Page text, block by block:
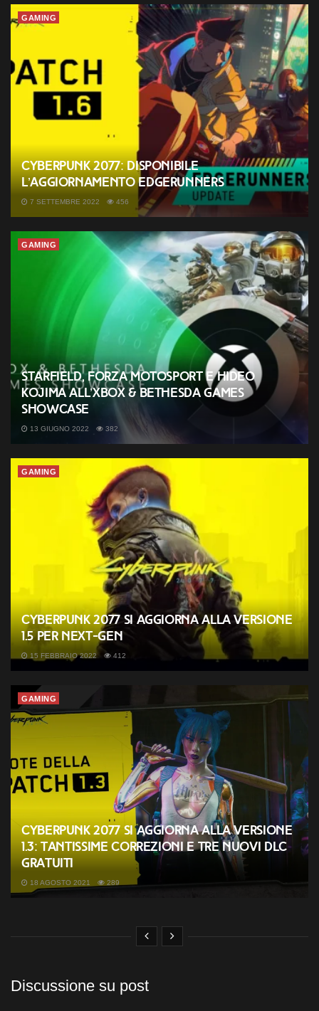
GAMING
Cyberpunk 2077: disponibile
l’aggiornamento Edgerunners
7 SETTEMBRE 2022 456
GAMING
Starfield, Forza Motosport e Hideo
Kojima all’Xbox & Bethesda Games
Showcase
13 GIUGNO 2022 382
GAMING
Cyberpunk 2077 si aggiorna alla versione
1.5 per next-gen
15 FEBBRAIO 2022 412
GAMING
Cyberpunk 2077 si aggiorna alla versione
1.3: tantissime correzioni e tre nuovi DLC
gratuiti
18 AGOSTO 2021 289
Discussione su post